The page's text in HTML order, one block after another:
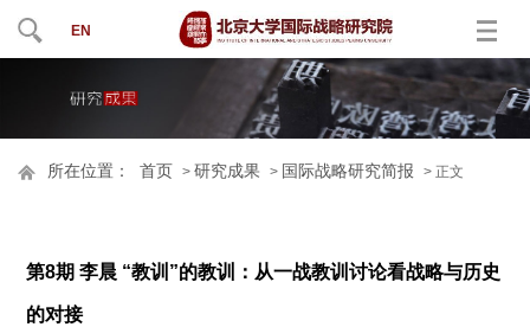
EN
所在位置： 首页 >研究成果 > 国际战略研究简报 > 正文
第8期 李晨 “教训”的教训：从一战教训讨论看战略与历史
的对接